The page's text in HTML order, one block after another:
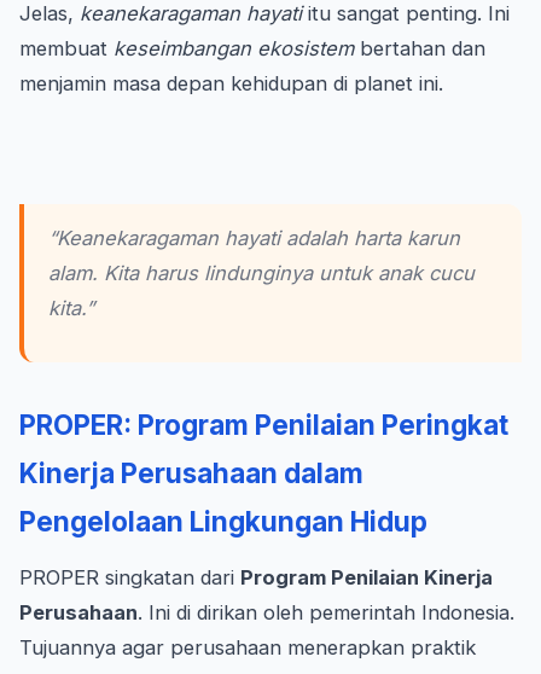
Jelas, keanekaragaman hayatiitu sangat penting. Ini
membuat keseimbangan ekosistembertahan dan
menjamin masa depan kehidupan di planet ini.
“Keanekaragaman hayati adalah harta karun
alam. Kita harus lindunginya untuk anak cucu
kita.”
PROPER: Program Penilaian Peringkat
Kinerja Perusahaan dalam
Pengelolaan Lingkungan Hidup
PROPER singkatan dari Program Penilaian Kinerja
Perusahaan. Ini di dirikan oleh pemerintah Indonesia.
Tujuannya agar perusahaan menerapkan praktik